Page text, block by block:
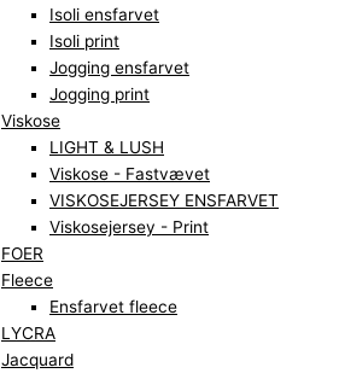
Isoli ensfarvet
Isoli print
Jogging ensfarvet
Jogging print
Viskose
LIGHT & LUSH
Viskose - Fastvævet
VISKOSEJERSEY ENSFARVET
Viskosejersey - Print
FOER
Fleece
Ensfarvet fleece
LYCRA
Jacquard